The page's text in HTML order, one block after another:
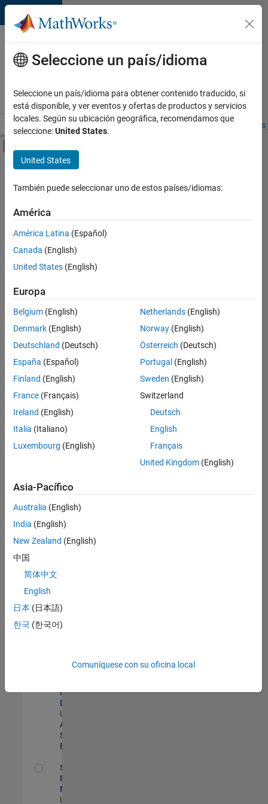
Saltar al contenido
Ofertas
de
empleo
MathWorks
Visión general Búsqueda de empleo Oficinas locales
Contenido principal
FILTRADO POR
Technical Sales Engineering
Industry Marketing
Ordenar por
Guardar
empleos
seleccionados
No se
han
traducido
todos
los
empleos.
Busque
por
ubicación
todos
empleos
en su
zona.
Oil & Gas Industry Manager
US-TX-Plano
Marketing |
Senior
Solutions
Model Based
Design
US-MA-Natick
Advanced
Support |
Experimentado
Senior Program Manager
Senior
Program
Manager
US-MA-Natick
Seleccione un país/idioma
Seleccione un país/idioma para obtener contenido traducido, si
está disponible, y ver eventos y ofertas de productos y servicios
locales. Según su ubicación geográfica, recomendamos que
seleccione:United States.
United States
También puede seleccionar uno de estos países/idiomas:
América
América Latina (Español)
Canada (English)
United States (English)
Europa
Belgium (English)
Denmark (English)
Deutschland (Deutsch)
España (Español)
Finland (English)
France (Français)
Ireland (English)
Italia (Italiano)
Luxembourg (English)
Netherlands(English)
Norway(English)
Österreich (Deutsch)
Portugal (English)
Sweden (English)
Switzerland
Deutsch
English
Français
United Kingdom(English)
Asia-Pacífico
Australia (English)
India (English)
New Zealand (English)
中国
简体中文
English
日本 (日本語)
한국 (한국어)
Comuníquese con su oficina local